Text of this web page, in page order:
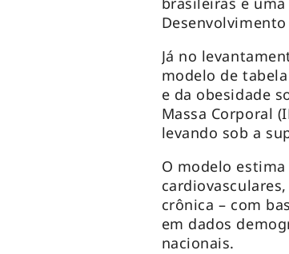
Já no
modelo de
e da obesidade
Massa Corporal
levando sob a
O modelo
crônica – com
em dados
nacionais.